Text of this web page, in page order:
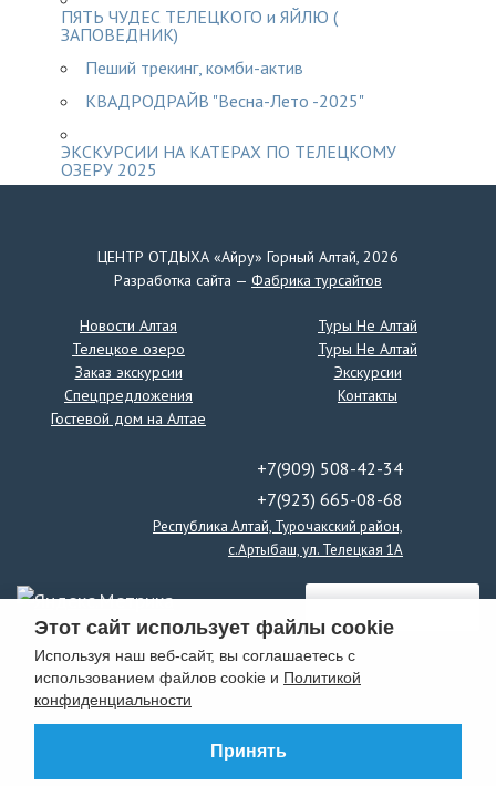
ПЯТЬ ЧУДЕС ТЕЛЕЦКОГО и ЯЙЛЮ (
ЗАПОВЕДНИК)
Пеший трекинг, комби-актив
КВАДРОДРАЙВ "Весна-Лето -2025"
ЭКСКУРСИИ НА КАТЕРАХ ПО ТЕЛЕЦКОМУ
ОЗЕРУ 2025
ЗИМНЯЯ ЭКСКУРСИЯ по озеру на АЭРОЛОДКЕ
Сплав, конные прогулки
ЭКСКУРСИЯ ВОДОПАД КУРКУРЕ-ПЕРЕВАЛ
КАТУ-ЯРЫК
ЭКСКУРСИЯ НА КАМЕННЫЕ ГРИБЫ -1 день!
ПРАЙС-ЛИСТ зимних экскурсий "ЗИМА-2026"
ПРАЙС-ЛИСТ экскурсий -2026 скачать
НАШ ТЕЛЕГРАМ-КАНАЛ
заповедник)
Однодневный тур на гору Салоп и Шаманское
озеро
ЦЕНТР ОТДЫХА «Айру» Горный Алтай, 2026
Разработка сайта — Фабрика турсайтов
Новости Алтая
Телецкое озеро
Заказ экскурсии
Спецпредложения
Гостевой дом на Алтае
Туры Не Алтай
Туры Не Алтай
Экскурсии
Контакты
+7(909) 508-42-34
+7(923) 665-08-68
Республика Алтай, Турочакский район,
с.Артыбаш, ул. Телецкая 1А
Этот сайт использует файлы cookie
Используя наш веб-сайт, вы соглашаетесь с
использованием файлов cookie и Политикой
конфиденциальности
Принять